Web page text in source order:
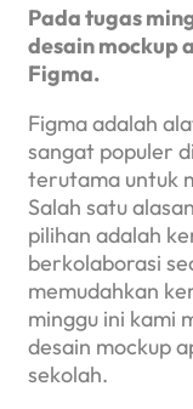
Pada tugas
desain mockup
Figma.
Figma adalah
sangat populer
terutama untuk
Salah satu
pilihan adalah
berkolaborasi
memudahkan
minggu ini kami
desain mockup
sekolah.